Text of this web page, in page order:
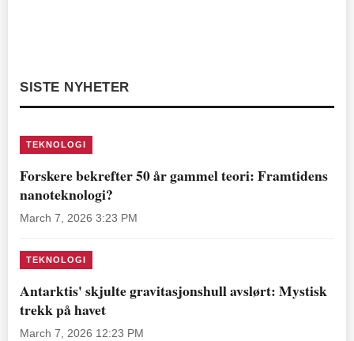
SISTE NYHETER
TEKNOLOGI
Forskere bekrefter 50 år gammel teori: Framtidens
nanoteknologi?
March 7, 2026 3:23 PM
TEKNOLOGI
Antarktis' skjulte gravitasjonshull avslørt: Mystisk
trekk på havet
March 7, 2026 12:23 PM